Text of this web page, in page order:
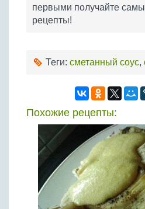
первыми получайте
рецепты!
Теги: сметанный соус,
Похожие рецепты: